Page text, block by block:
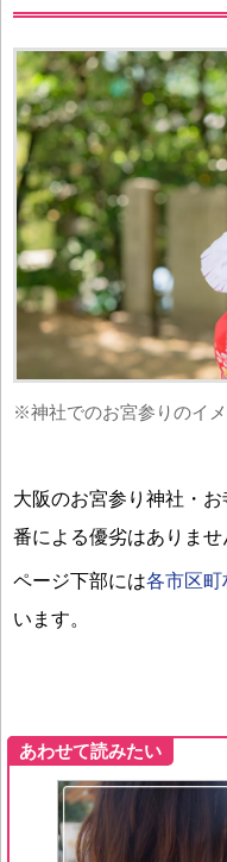
※神社でのお宮参りのイ
大阪のお宮参り神社・
番による優劣はありませ
ページ下部には各市区町
います。
あわせて読みたい